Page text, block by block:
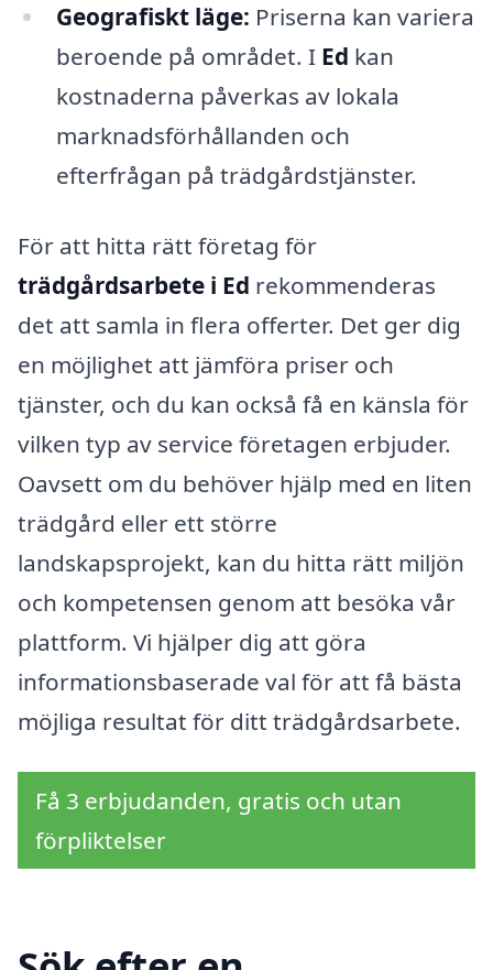
Geografiskt läge: Priserna kan variera
beroende på området. I Ed kan
kostnaderna påverkas av lokala
marknadsförhållanden och
efterfrågan på trädgårdstjänster.
För att hitta rätt företag för
trädgårdsarbete i Ed rekommenderas
det att samla in flera offerter. Det ger dig
en möjlighet att jämföra priser och
tjänster, och du kan också få en känsla för
vilken typ av service företagen erbjuder.
Oavsett om du behöver hjälp med en liten
trädgård eller ett större
landskapsprojekt, kan du hitta rätt miljön
och kompetensen genom att besöka vår
plattform. Vi hjälper dig att göra
informationsbaserade val för att få bästa
möjliga resultat för ditt trädgårdsarbete.
Få 3 erbjudanden, gratis och utan
förpliktelser